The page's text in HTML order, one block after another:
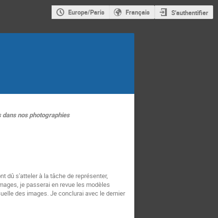
Europe/Paris Français S'authentifier
nos photographies
dû s'atteler à la tâche de représenter,
je passerai en revue les modèles
des images. Je conclurai avec le dernier